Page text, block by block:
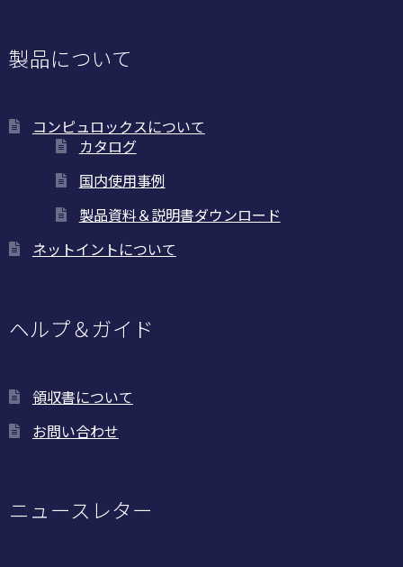
製品について
コンピュロックスについて
カタログ
国内使用事例
製品資料＆説明書ダウンロード
ネットイントについて
ヘルプ＆ガイド
領収書について
お問い合わせ
ニュースレター